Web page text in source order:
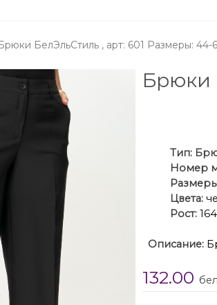
БелЭльСтиль , арт: 601 Размеры: 44-
Брюки
Тип:
Номер
Цвета:
Рост: 164
Описание:
боковом
132.00